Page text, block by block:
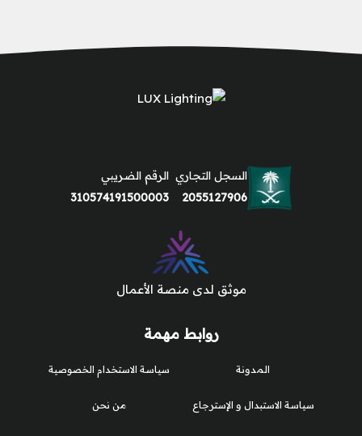
روابط مهمة
المدونة
سياسة الاستبدال و الإسترجاع
سياسة الاستخدام الخصوصية
من نحن
السجل التجاري
2055127906
الرقم الضريبي
310574191500003
موثق لدى منصة الأعمال